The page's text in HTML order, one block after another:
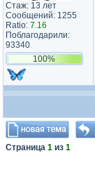
Стаж: 13 лет
Сообщений: 1255
Ratio: 7.16
Поблагодарили:
93340
100%
Страница 1 из 1